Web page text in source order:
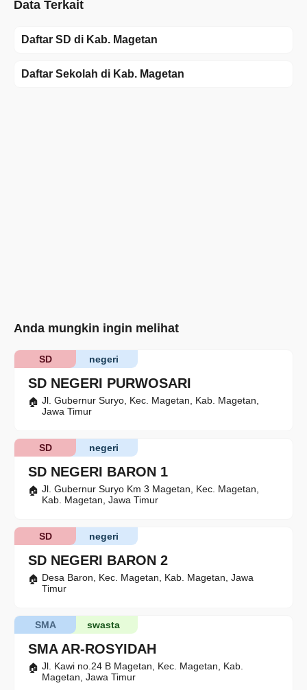
Data Terkait
Daftar SD di Kab. Magetan
Daftar Sekolah di Kab. Magetan
Anda mungkin ingin melihat
SD NEGERI PURWOSARI
negeri
SD
Jl. Gubernur Suryo, Kec. Magetan, Kab. Magetan,
Jawa Timur
SD NEGERI BARON 1
negeri
SD
Jl. Gubernur Suryo Km 3 Magetan, Kec. Magetan,
Kab. Magetan, Jawa Timur
SD NEGERI BARON 2
negeri
SD
Desa Baron, Kec. Magetan, Kab. Magetan, Jawa
Timur
SMA AR-ROSYIDAH
swasta
SMA
Jl. Kawi no.24 B Magetan, Kec. Magetan, Kab.
Magetan, Jawa Timur